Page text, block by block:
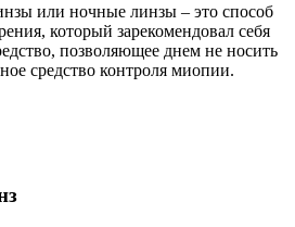
или ночные линзы – это способ
который зарекомендовал себя
позволяющее днем не носить
средство контроля миопии.